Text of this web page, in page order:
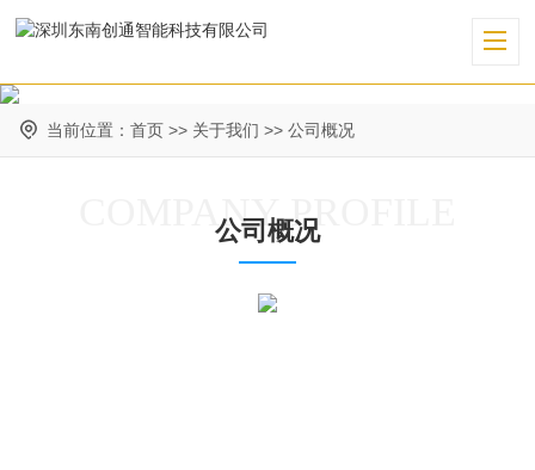
当前位置： 首页 >> 关于我们 >> 公司概况
COMPANY PROFILE
公司概况